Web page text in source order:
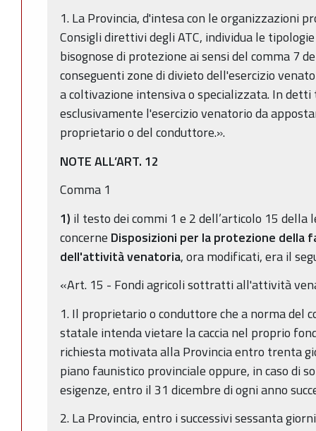
1. La Provincia, d'intesa con le organizzazioni
Consigli direttivi degli ATC, individua le
bisognose di protezione ai sensi del comma 7
conseguenti zone di divieto dell'esercizio
a coltivazione intensiva o specializzata. In
esclusivamente l'esercizio venatorio da
proprietario o del conduttore.».
NOTE ALL’ART. 12
Comma 1
1) il testo dei commi 1 e 2 dell’articolo 15 della
concerne Disposizioni per la protezione della
dell'attività venatoria, ora modificati, era il
«Art. 15 - Fondi agricoli sottratti all'attività
1. Il proprietario o conduttore che a norma del
statale intenda vietare la caccia nel proprio
richiesta motivata alla Provincia entro trenta
piano faunistico provinciale oppure, in caso di
esigenze, entro il 31 dicembre di ogni anno
2. La Provincia, entro i successivi sessanta